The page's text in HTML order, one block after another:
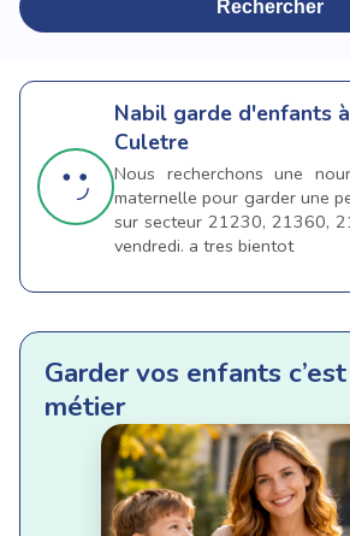
Rechercher
Nabil garde d'enfants
Culetre
Nous recherchons une
maternelle pour garder une
sur secteur 21230, 21360,
vendredi. a tres bientot
Garder vos enfants
métier